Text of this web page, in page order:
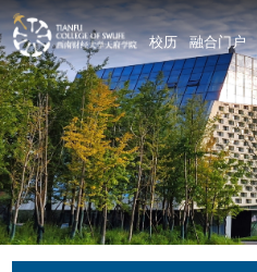
校历 融合门户